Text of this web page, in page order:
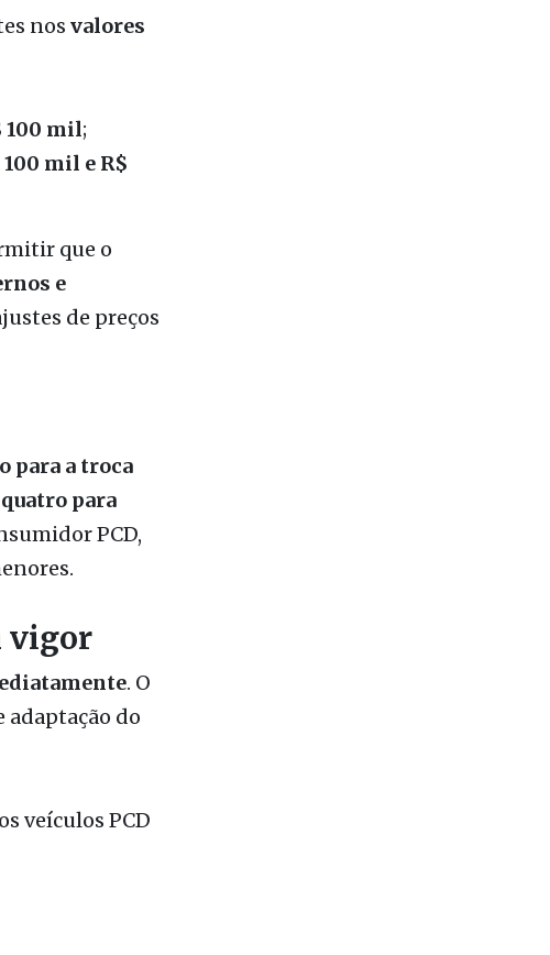
que o
de preços
para
PCD,
do
veículos PCD